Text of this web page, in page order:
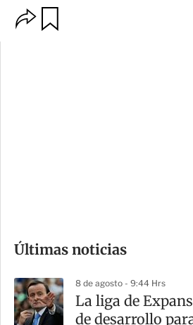
p
m
a
r
Últimas noticias
8 de agosto - 9:44 Hrs
La liga de
de desarrollo